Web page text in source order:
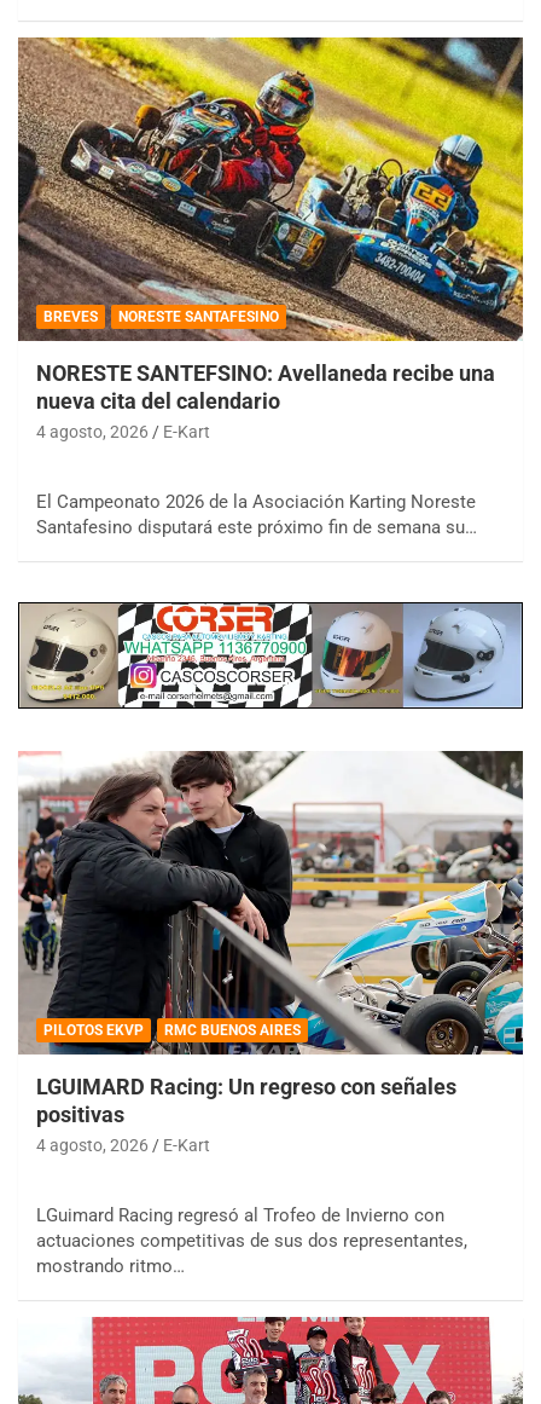
BREVES NORESTE SANTAFESINO
NORESTE SANTEFSINO: Avellaneda recibe una
nueva cita del calendario
4 agosto, 2026 E-Kart
El Campeonato 2026 de la Asociación Karting Noreste
Santafesino disputará este próximo fin de semana su…
PILOTOS EKVP RMC BUENOS AIRES
LGUIMARD Racing: Un regreso con señales
positivas
4 agosto, 2026 E-Kart
LGuimard Racing regresó al Trofeo de Invierno con
actuaciones competitivas de sus dos representantes,
mostrando ritmo…